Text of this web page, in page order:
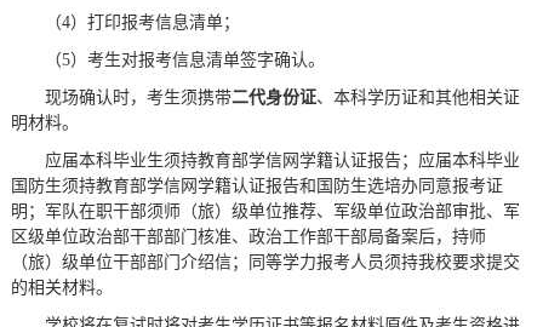
（4）打印报考信息清单；
（5）考生对报考信息清单签字确认。
现场确认时，考生须携带二代身份证、本科学历证和其他相关证
明材料。
应届本科毕业生须持教育部学信网学籍认证报告；应届本科毕业
国防生须持教育部学信网学籍认证报告和国防生选培办同意报考证
明；军队在职干部须师（旅）级单位推荐、军级单位政治部审批、军
区级单位政治部干部部门核准、政治工作部干部局备案后，持师
（旅）级单位干部部门介绍信；同等学力报考人员须持我校要求提交
的相关材料。